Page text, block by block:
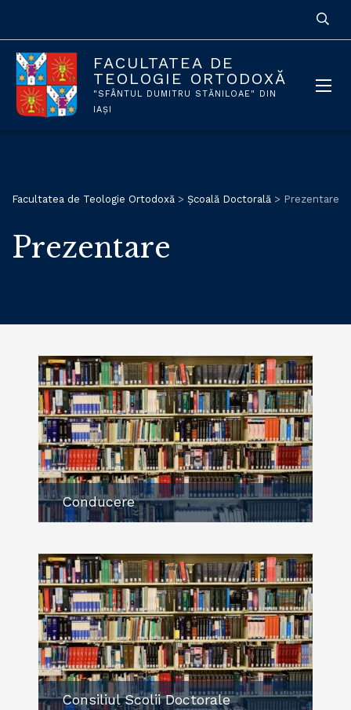
FACULTATEA DE
TEOLOGIE ORTODOXĂ
"SFÂNTUL DUMITRU STĂNILOAE" DIN
IAȘI
Facultatea de Teologie Ortodoxă > Școală Doctorală > Prezentare
Prezentare
Conducere
Consiliul Scolii Doctorale